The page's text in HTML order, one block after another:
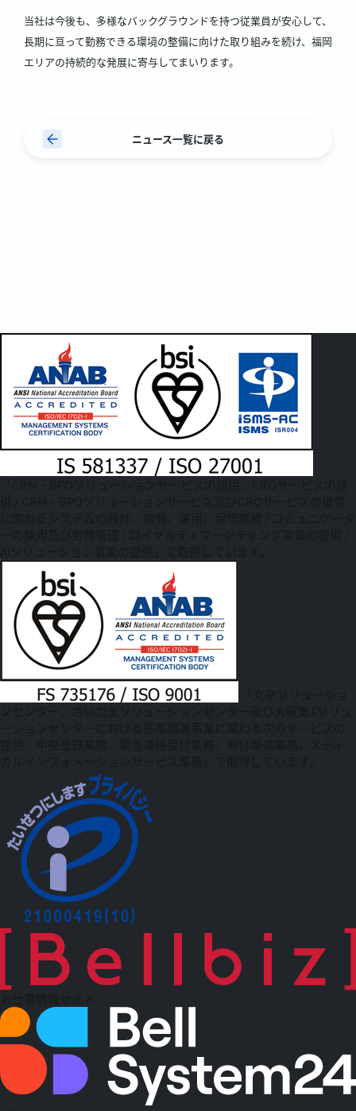
当社は今後も、多様なバックグラウンドを持つ従業員が安心して、
長期に亘って勤務できる環境の整備に向けた取り組みを続け、福岡
エリアの持続的な発展に寄与してまいります。
ニュース一覧に戻る